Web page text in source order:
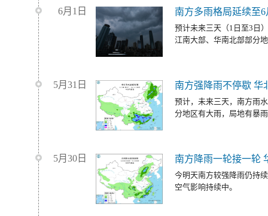
6月1日 南方多雨格局延续至
预计未来三天（1日至3日
江南大部、华南北部部分
5月31日 南方强降雨不停歇 华
预计，未来三天，南方雨
分地区有大雨，局地有暴
5月30日 南方降雨一轮接一轮
今明天南方较强降雨仍持
空气影响持续中。